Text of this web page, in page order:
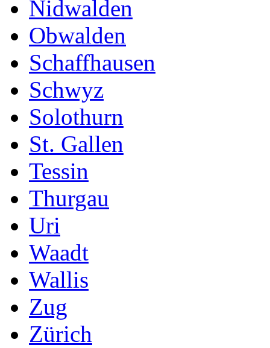
Nidwalden
Obwalden
Schaffhausen
Schwyz
Solothurn
St. Gallen
Tessin
Thurgau
Uri
Waadt
Wallis
Zug
Zürich